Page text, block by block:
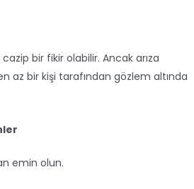
bir fikir olabilir. Ancak arıza
az bir kişi tarafından gözlem altında
emin olun.